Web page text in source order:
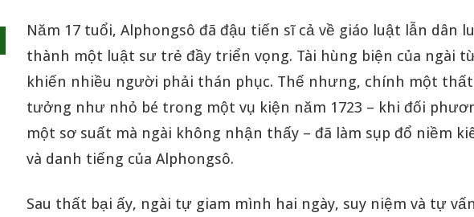
Năm 17 tuổi, Alphongsô đã đậu tiến sĩ cả về giáo luật lẫn dân
thành một luật sư trẻ đầy triển vọng. Tài hùng biện của ngài
khiến nhiều người phải thán phục. Thế nhưng, chính một
tưởng như nhỏ bé trong một vụ kiện năm 1723 – khi đối
một sơ suất mà ngài không nhận thấy – đã làm sụp đổ niềm
và danh tiếng của Alphongsô.
Sau thất bại ấy, ngài tự giam mình hai ngày, suy niệm và tự